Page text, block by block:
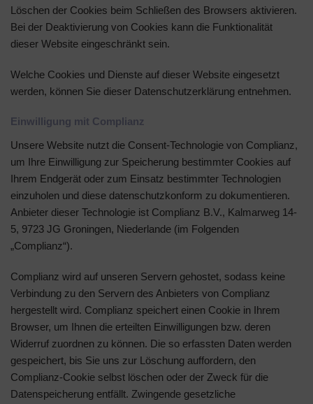
Löschen der Cookies beim Schließen des Browsers aktivieren.
Bei der Deaktivierung von Cookies kann die Funktionalität
dieser Website eingeschränkt sein.
Welche Cookies und Dienste auf dieser Website eingesetzt
werden, können Sie dieser Datenschutzerklärung entnehmen.
Einwilligung mit Complianz
Unsere Website nutzt die Consent-Technologie von Complianz,
um Ihre Einwilligung zur Speicherung bestimmter Cookies auf
Ihrem Endgerät oder zum Einsatz bestimmter Technologien
einzuholen und diese datenschutzkonform zu dokumentieren.
Anbieter dieser Technologie ist Complianz B.V., Kalmarweg 14-
5, 9723 JG Groningen, Niederlande (im Folgenden
„Complianz“).
Complianz wird auf unseren Servern gehostet, sodass keine
Verbindung zu den Servern des Anbieters von Complianz
hergestellt wird. Complianz speichert einen Cookie in Ihrem
Browser, um Ihnen die erteilten Einwilligungen bzw. deren
Widerruf zuordnen zu können. Die so erfassten Daten werden
gespeichert, bis Sie uns zur Löschung auffordern, den
Complianz-Cookie selbst löschen oder der Zweck für die
Datenspeicherung entfällt. Zwingende gesetzliche